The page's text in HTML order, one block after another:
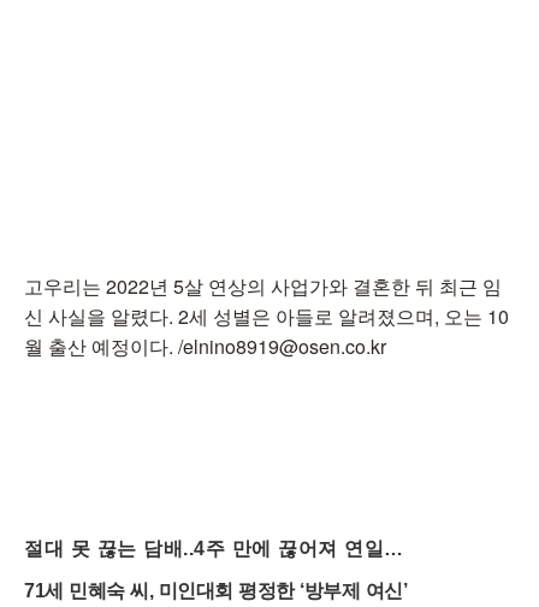
고우리는 2022년 5살 연상의 사업가와 결혼한 뒤 최근 임
신 사실을 알렸다. 2세 성별은 아들로 알려졌으며, 오는 10
월 출산 예정이다. /elnino8919@osen.co.kr